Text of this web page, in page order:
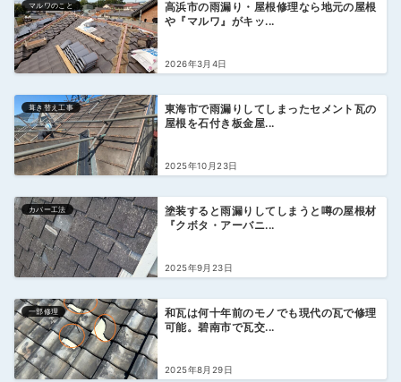
マルワのこと
高浜市の雨漏り・屋根修理なら地元の屋根
や『マルワ』がキッ...
2026年3月4日
葺き替え工事
東海市で雨漏りしてしまったセメント瓦の
屋根を石付き板金屋...
2025年10月23日
カバー工法
塗装すると雨漏りしてしまうと噂の屋根材
『クボタ・アーバニ...
2025年9月23日
一部修理
和瓦は何十年前のモノでも現代の瓦で修理
可能。碧南市で瓦交...
2025年8月29日